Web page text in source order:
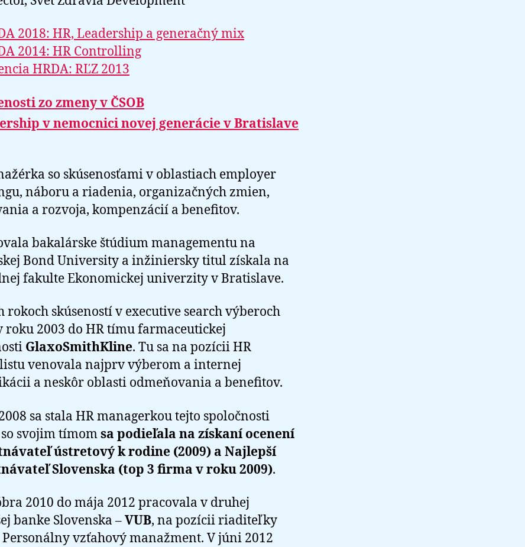
2018: HR, Leadership a generačný mix
2014: HR Controlling
HRDA: RĽZ 2013
zo zmeny v ČSOB
v nemocnici novej generácie v Bratislave
so skúsenosťami v oblastiach employer
náboru a riadenia, organizačných zmien,
a rozvoja, kompenzácií a benefitov.
bakalárske štúdium managementu na
Bond University a inžiniersky titul získala na
fakulte Ekonomickej univerzity v Bratislave.
rokoch skúseností v executive search výberoch
roku 2003 do HR tímu farmaceutickej
GlaxoSmithKline. Tu sa na pozícii HR
venovala najprv výberom a internej
a neskôr oblasti odmeňovania a benefitov.
sa stala HR managerkou tejto spoločnosti
svojim tímomsa podieľala na získaní ocenení
ústretový k rodine (2009) a Najlepší
Slovenska (top 3 firma v roku 2009).
2010 do mája 2012 pracovala v druhej
banke Slovenska –VUB, na pozícii riaditeľky
vzťahový manažment. V júni 2012